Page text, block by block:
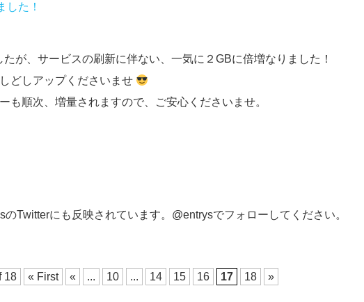
した！
が、サービスの刷新に伴ない、一気に２GBに倍増なりました！
どしアップくださいませ
順次、増量されますので、ご安心くださいませ。
のTwitterにも反映されています。@entrysでフォローしてください。
18 « First « ... 10 ... 14 15 16 17 18 »